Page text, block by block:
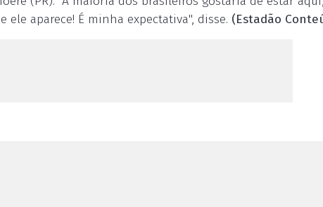
aparece! É minha expectativa", disse. (Estadão